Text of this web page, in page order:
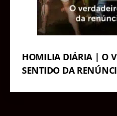
HOMILIA DIÁRIA | O
SENTIDO DA